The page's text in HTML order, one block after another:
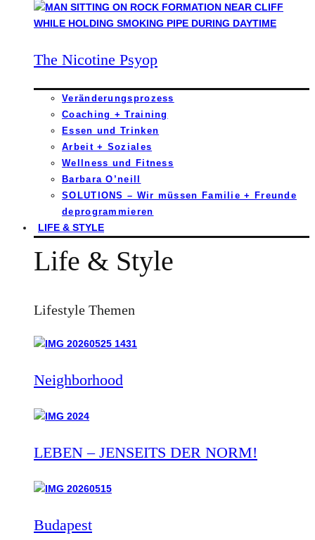
The Nicotine Psyop
Veränderungsprozess
Coaching + Training
Essen und Trinken
Arbeit + Soziales
Wellness und Fitness
Barbara O’neill
SOLUTIONS – Wir müssen Familie + Freunde
deprogrammieren
LIFE & STYLE
Life & Style
Lifestyle Themen
Neighborhood
LEBEN – JENSEITS DER NORM!
Budapest